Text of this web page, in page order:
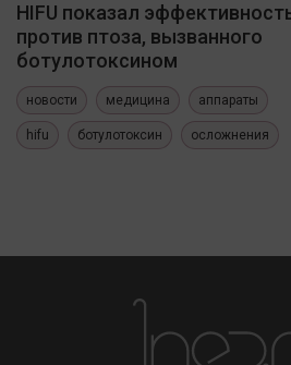
HIFU показал
против птоза, вызванного
ботулотоксином
новости медицина аппараты
hifu ботулотоксин осложнения